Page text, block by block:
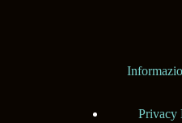
Privacy